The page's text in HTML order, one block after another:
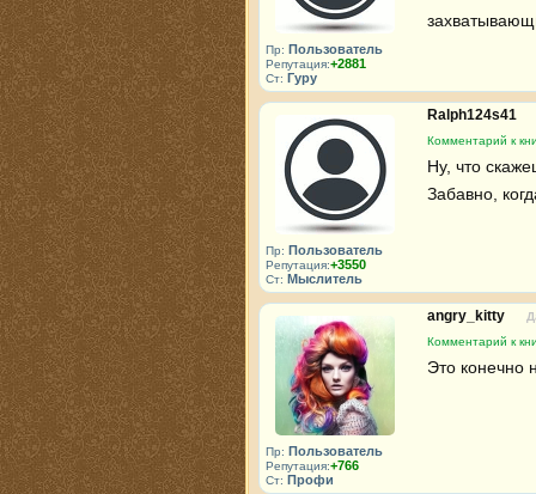
Пр: Пользователь
Репутация:+2881
Ст: Гуру
Пр: Пользователь
Репутация:+3550
Ст: Мыслитель
Ralph124s41
Комментарий к
Ну, что
Забавно,
Пр: Пользователь
Репутация:+766
Ст: Профи
angry_kitty
Комментарий к
Это конечно